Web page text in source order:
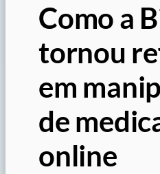
Como a
tornou
em
de
online